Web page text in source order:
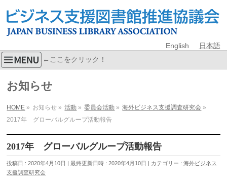
English 日本語
←ここをクリック！
お知らせ
HOME » お知らせ » 活動 » 委員会活動 » 海外ビジネス支援調査研究会 »
2017年 グローバルグループ活動報告
2017年 グローバルグループ活動報告
投稿日 : 2020年4月10日 最終更新日時 : 2020年4月10日 カテゴリー :海外ビジネス
支援調査研究会